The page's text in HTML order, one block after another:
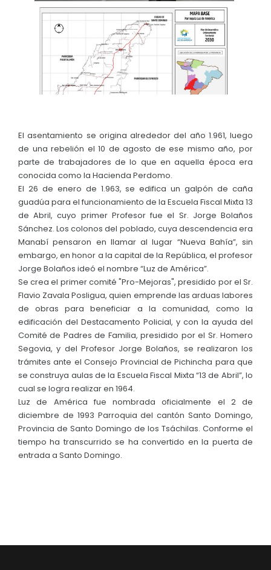
Convocatorias
GESTIÓN ADMINISTRATIVA
Plan de desarrollo y Ordenamiento Territorial -
Plan Anual Contratación - PAC
PRESUPUESTO: EJECUCIÓN Y REPORTES
Cédulas presupuestarias y balances
Procesos de contratación
Ejecución Presupuestaria
Obras y proyectos
El asentamiento se origina alrededor del año 1.961, luego
de una rebelión el 10 de agosto de ese mismo año, por
parte de trabajadores de lo que en aquella época era
conocida como la Hacienda Perdomo.
El 26 de enero de 1.963, se edifica un galpón de caña
guadúa para el funcionamiento de la Escuela Fiscal Mixta 13
de Abril, cuyo primer Profesor fue el Sr. Jorge Bolaños
Sánchez. Los colonos del poblado, cuya descendencia era
Manabí pensaron en llamar al lugar “Nueva Bahía”, sin
embargo, en honor a la capital de la República, el profesor
Jorge Bolaños ideó el nombre “Luz de América”.
Se crea el primer comité "Pro-Mejoras", presidido por el Sr.
Flavio Zavala Posligua, quien emprende las arduas labores
de obras para beneficiar a la comunidad, como la
edificación del Destacamento Policial, y con la ayuda del
Comité de Padres de Familia, presidido por el Sr. Homero
Segovia, y del Profesor Jorge Bolaños, se realizaron los
trámites ante el Consejo Provincial de Pichincha para que
se construya aulas de la Escuela Fiscal Mixta “13 de Abril”, lo
cual se logra realizar en 1964.
Luz de América fue nombrada oficialmente el 2 de
diciembre de 1993 Parroquia del cantón Santo Domingo,
Provincia de Santo Domingo de los Tsáchilas. Conforme el
tiempo ha transcurrido se ha convertido en la puerta de
entrada a Santo Domingo.